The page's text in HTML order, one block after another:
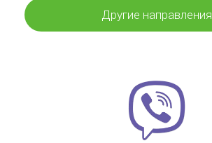
Другие направления